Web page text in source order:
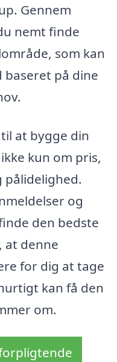
Gennem
nemt finde
som kan
på dine
at bygge din
kun om pris,
pålidelighed.
og
den bedste
at denne
for dig at tage
kan få den
om.